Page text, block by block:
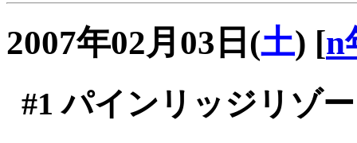
2007年02月03日(土) [n
#1 パインリッジリゾ